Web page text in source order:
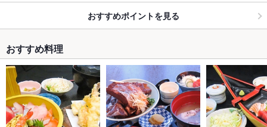
おすすめポイントを見る
おすすめ料理